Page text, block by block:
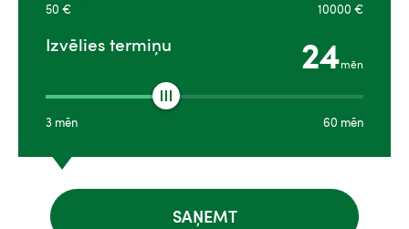
50 € 10000 €
Izvēlies termiņu 24mēn
3 mēn 60 mēn
SAŅEMT